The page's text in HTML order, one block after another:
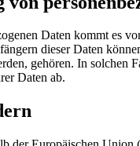
Daten kommt es
dieser Daten
gehören. In solchen
Daten ab.